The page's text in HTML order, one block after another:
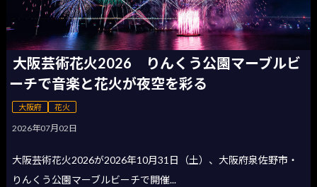
大阪芸術花火2026 りんくう公園マーブルビ
ーチで音楽と花火が夜空を彩る
大阪府 花火
2026年07月02日
大阪芸術花火2026が2026年10月31日（土）、大阪府泉佐野市・
りんくう公園マーブルビーチで開催...